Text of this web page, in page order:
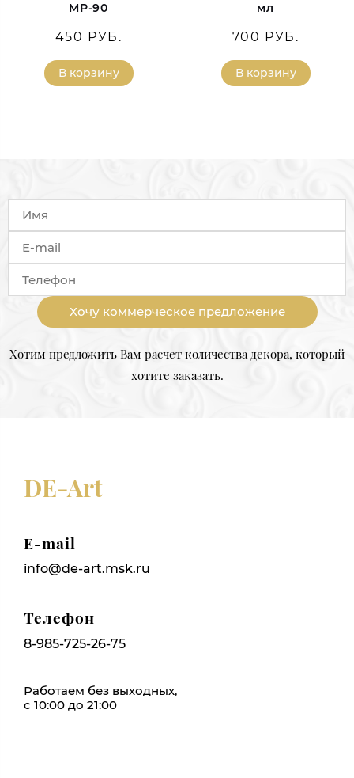
МР-90
450 РУБ.
В корзину
мл
700 РУБ.
В корзину
Хочу коммерческое предложение
Хотим предложить Вам расчет количества декора, который
хотите заказать.
DE-Art
E-mail
info@de-art.msk.ru
Телефон
8-985-725-26-75
Работаем без выходных,
с 10:00 до 21:00